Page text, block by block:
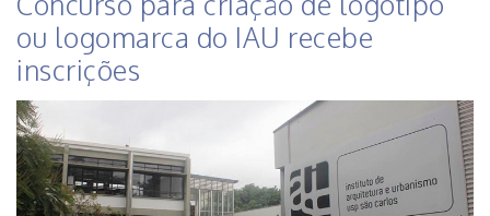
ou logomarca do IAU recebe
inscrições